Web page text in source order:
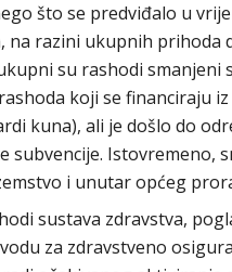
što se predviđalo u
na razini ukupnih prihoda
su rashodi smanjeni
koji se financiraju
kuna), ali je došlo do
subvencije. Istovremeno,
i unutar općeg
sustava zdravstva,
za zdravstveno